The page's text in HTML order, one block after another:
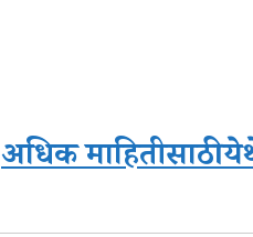
अधिक माहितीसाठी